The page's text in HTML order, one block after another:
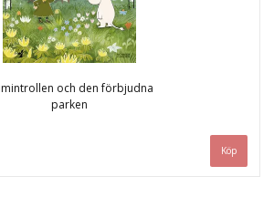
och den förbjudna
parken